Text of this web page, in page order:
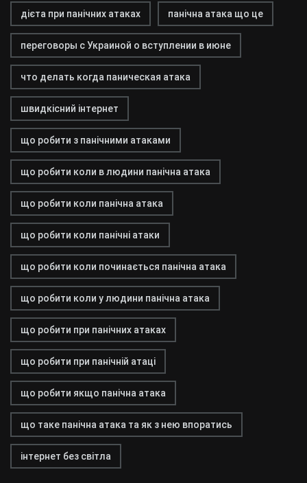
дієта при панічних атаках панічна атака що це
переговоры с Украиной о вступлении в июне
что делать когда паническая атака
швидкісний інтернет
що робити з панічними атаками
що робити коли в людини панічна атака
що робити коли панічна атака
що робити коли панічні атаки
що робити коли починається панічна атака
що робити коли у людини панічна атака
що робити при панічних атаках
що робити при панічній атаці
що робити якщо панічна атака
що таке панічна атака та як з нею впоратись
інтернет без світла